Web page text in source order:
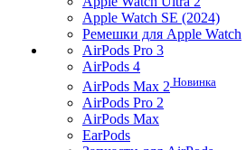
Apple Watch SE (2024)
Ремешки для Apple Watch
AirPods Pro 3
AirPods 4
AirPods Max 2 Новинка
AirPods Pro 2
AirPods Max
EarPods